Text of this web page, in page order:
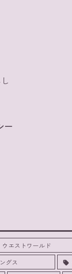
ー
ウエストワールド
グス